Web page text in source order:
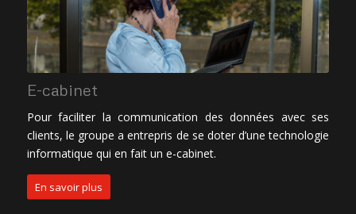
E-cabinet
Pour faciliter la communication des données avec ses
clients, le groupe a entrepris de se doter d’une technologie
informatique qui en fait un e-cabinet.
En savoir plus